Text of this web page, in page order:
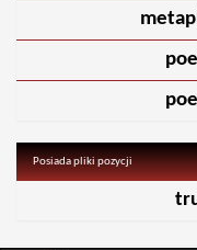
Posiada pliki pozycji